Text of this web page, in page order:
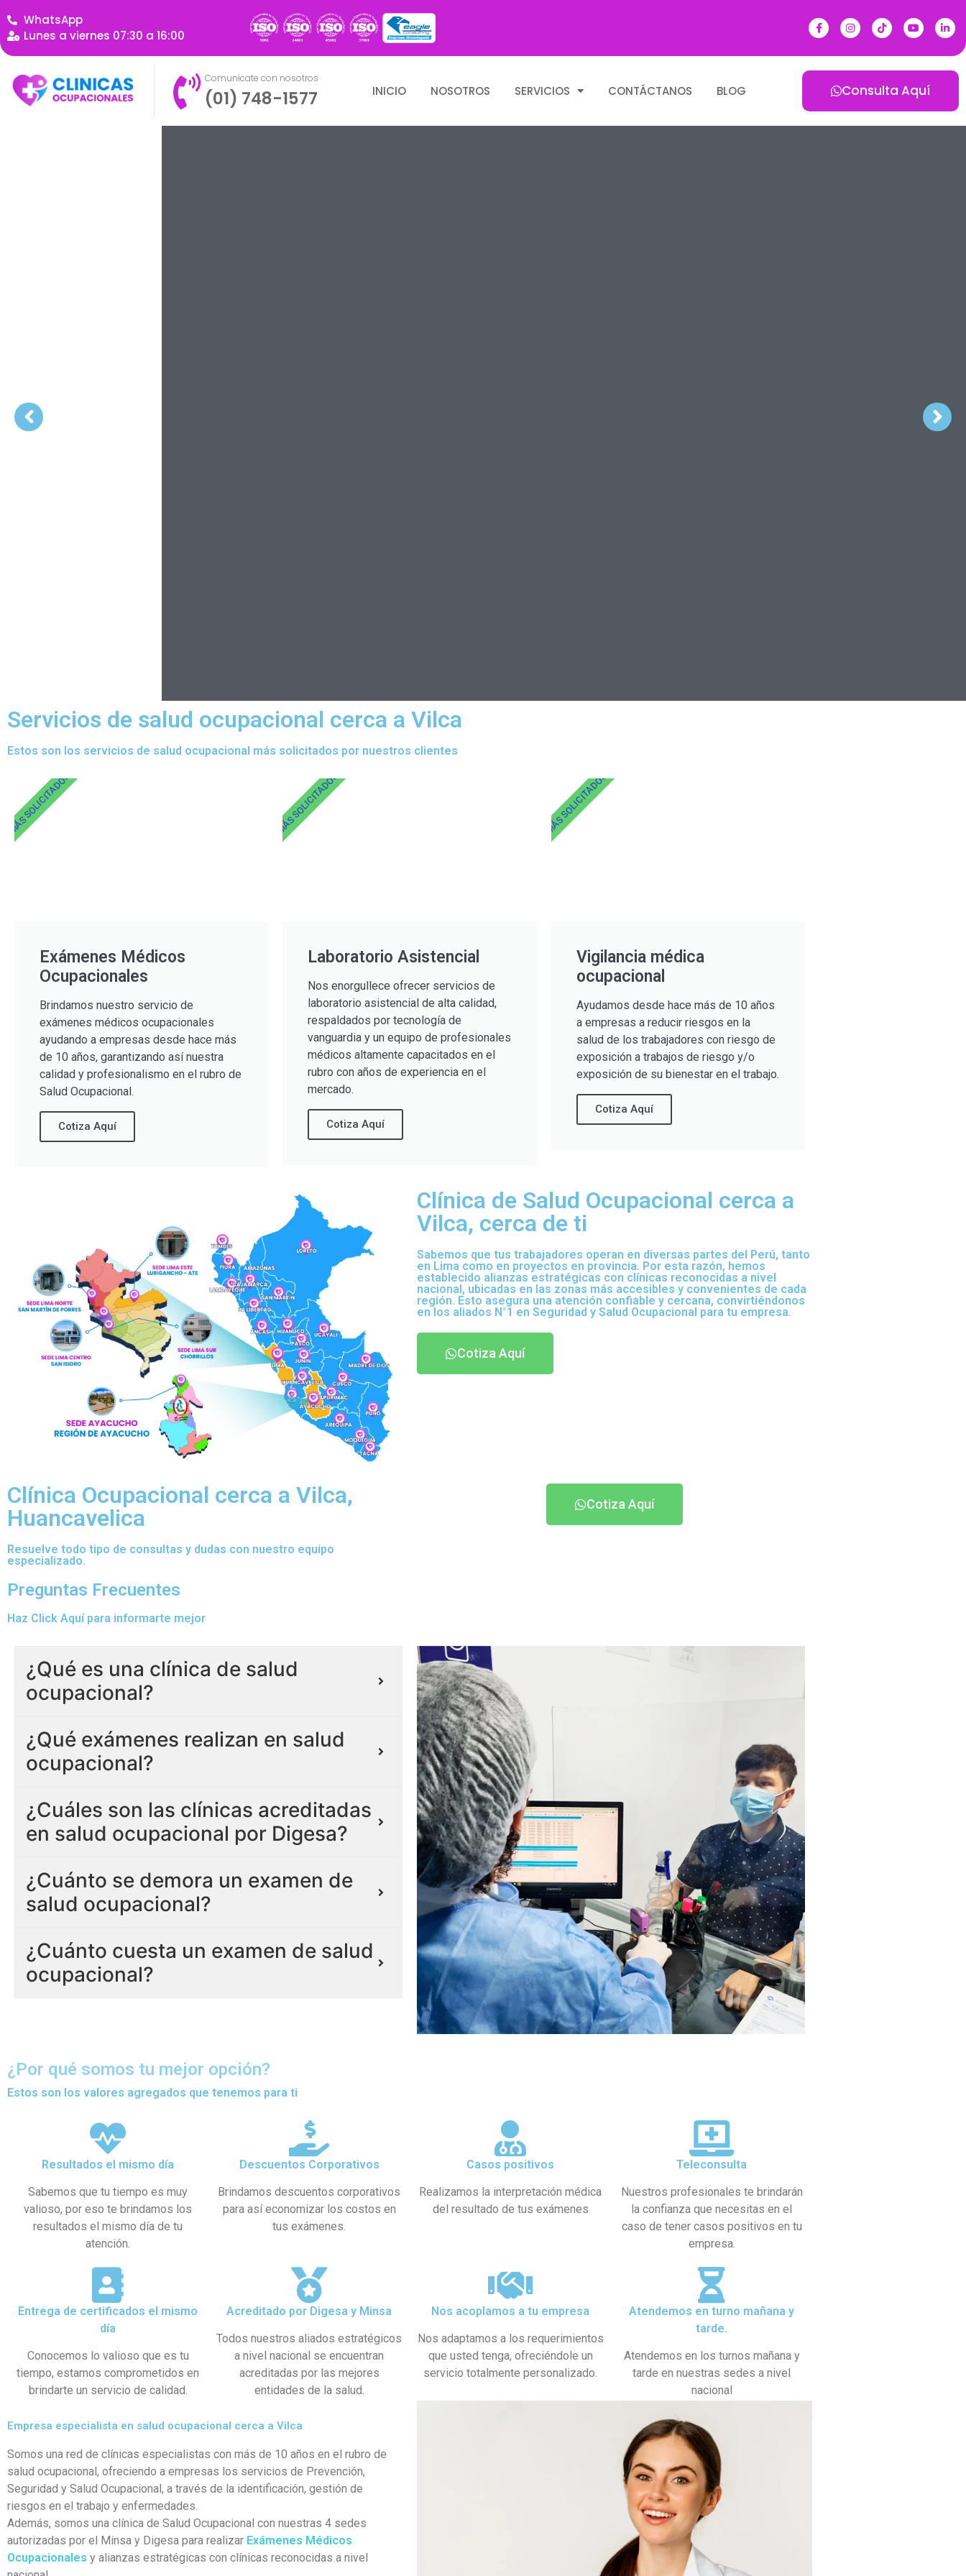
WhatsApp
Lunes a viernes 07:30 a 16:00
Comunícate con nosotros
(01) 748-1577 INICIO NOSOTROS SERVICIOS CONTÁCTANOS BLOG Consulta Aquí
Servicios de salud ocupacional cerca a Vilca
Estos son los servicios de salud ocupacional más solicitados por nuestros clientes
Exámenes Médicos
Ocupacionales
Brindamos nuestro servicio de
exámenes médicos ocupacionales
ayudando a empresas desde hace más
de 10 años, garantizando así nuestra
calidad y profesionalismo en el rubro de
Salud Ocupacional.
Cotiza Aquí
MÁS SOLICITADOS
Laboratorio Asistencial
Nos enorgullece ofrecer servicios de
laboratorio asistencial de alta calidad,
respaldados por tecnología de
vanguardia y un equipo de profesionales
médicos altamente capacitados en el
rubro con años de experiencia en el
mercado.
Cotiza Aquí
MÁS SOLICITADOS
Vigilancia médica
ocupacional
Ayudamos desde hace más de 10 años
a empresas a reducir riesgos en la
salud de los trabajadores con riesgo de
exposición a trabajos de riesgo y/o
exposición de su bienestar en el trabajo.
Cotiza Aquí
MÁS SOLICITADOS
Clínica de Salud Ocupacional cerca a
Vilca, cerca de ti
Sabemos que tus trabajadores operan en diversas partes del Perú, tanto
en Lima como en proyectos en provincia. Por esta razón, hemos
establecido alianzas estratégicas con clínicas reconocidas a nivel
nacional, ubicadas en las zonas más accesibles y convenientes de cada
región. Esto asegura una atención confiable y cercana, convirtiéndonos
en los aliados N°1 en Seguridad y Salud Ocupacional para tu empresa.
Cotiza Aquí
Clínica Ocupacional cerca a Vilca,
Huancavelica
Resuelve todo tipo de consultas y dudas con nuestro equipo
especializado.
Cotiza Aquí
Preguntas Frecuentes
Haz Click Aquí para informarte mejor
¿Qué es una clínica de salud
ocupacional?
¿Qué exámenes realizan en salud
ocupacional?
¿Cuáles son las clínicas acreditadas
en salud ocupacional por Digesa?
¿Cuánto se demora un examen de
salud ocupacional?
¿Cuánto cuesta un examen de salud
ocupacional?
¿Por qué somos tu mejor opción?
Estos son los valores agregados que tenemos para ti
Resultados el mismo día
Sabemos que tu tiempo es muy
valioso, por eso te brindamos los
resultados el mismo día de tu
atención.
Descuentos Corporativos
Brindamos descuentos corporativos
para así economizar los costos en
tus exámenes.
Casos positivos
Realizamos la interpretación médica
del resultado de tus exámenes
Teleconsulta
Nuestros profesionales te brindarán
la confianza que necesitas en el
caso de tener casos positivos en tu
empresa.
Entrega de certificados el mismo
día
Conocemos lo valioso que es tu
tiempo, estamos comprometidos en
brindarte un servicio de calidad.
Acreditado por Digesa y Minsa​
Todos nuestros aliados estratégicos
a nivel nacional se encuentran
acreditadas por las mejores
entidades de la salud.
Nos acoplamos a tu empresa
Nos adaptamos a los requerimientos
que usted tenga, ofreciéndole un
servicio totalmente personalizado.
Atendemos en turno mañana y
tarde.
Atendemos en los turnos mañana y
tarde en nuestras sedes a nivel
nacional
Empresa especialista en salud ocupacional cerca a Vilca
Somos una red de clínicas especialistas con más de 10 años en el rubro de
salud ocupacional, ofreciendo a empresas los servicios de Prevención,
Seguridad y Salud Ocupacional, a través de la identificación, gestión de
riesgos en el trabajo y enfermedades.
Además, somos una clínica de Salud Ocupacional con nuestras 4 sedes
autorizadas por el Minsa y Digesa para realizar Exámenes Médicos
Ocupacionales y alianzas estratégicas con clínicas reconocidas a nivel